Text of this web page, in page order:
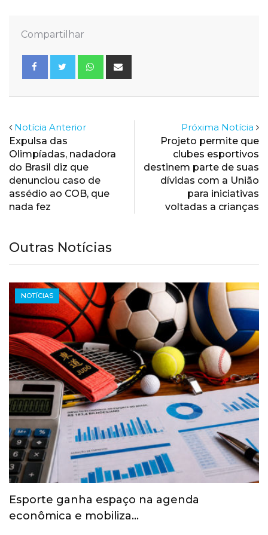
Compartilhar
Whatsapp
Notícia Anterior
Expulsa das
Olimpíadas, nadadora
do Brasil diz que
denunciou caso de
assédio ao COB, que
nada fez
Próxima Notícia
Projeto permite que
clubes esportivos
destinem parte de suas
dívidas com a União
para iniciativas
voltadas a crianças
Outras Notícias
NOTÍCIAS
Esporte ganha espaço na agenda
econômica e mobiliza…